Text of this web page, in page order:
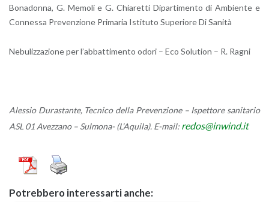
Bo­na­don­na, G. Me­mo­li e G. Chia­ret­ti Di­par­ti­men­to di Am­bien­te e
Con­nes­sa Pre­ven­zio­ne Pri­ma­ria Isti­tu­to Su­pe­rio­re Di Sa­ni­tà
Ne­bu­liz­za­zio­ne per l’ab­bat­ti­men­to odori – Eco So­lu­tion – R. Ragni
Ales­sio Du­ra­stan­te, Tec­ni­co della Pre­ven­zio­ne – Ispet­to­re sa­ni­ta­rio
ASL 01 Avez­za­no – Sul­mo­na- (L’A­qui­la). E-mail: redos@​inwind.​it
Po­treb­be­ro in­te­res­sar­ti anche: